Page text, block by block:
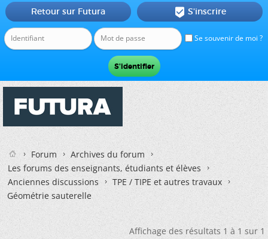
Se souvenir de moi ?
Retour sur Futura  S'inscrire
Forum
Archives du forum
Les forums des enseignants, étudiants et élèves
Anciennes discussions
TPE / TIPE et autres travaux
Géométrie sauterelle
Affichage des résultats 1 à 1 sur 1